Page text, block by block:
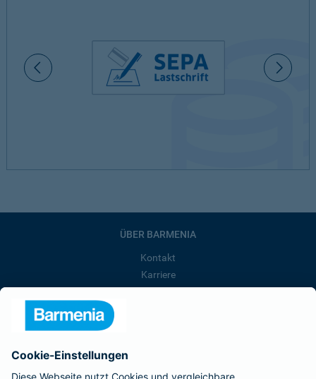
ÜBER BARMENIA
Kontakt
Karriere
Presse
Barmenia ist Teil der BarmeniaGothaer